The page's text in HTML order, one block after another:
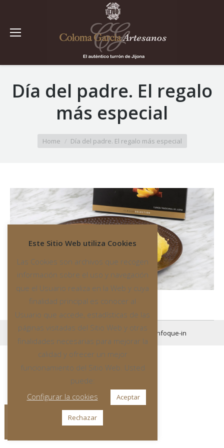
Día del padre. El regalo
más especial
You are here:
Home Día del padre. El regalo más especial
All rights reserved© 2016 Created by enfoque-in
Este Sitio Web utiliza Cookies
Las Cookies son archivos que recogen
información sobre el uso y navegación
que el Usuario realiza en la Web y cuya
finalidad principal es conocer al
Usuario que accede, estadísticas de las
páginas visitadas del Sitio Web y otras
finalidades necesarias para mejorar la
calidad y ofrecer un mejor
funcionamiento del Sitio Web. Usted
puede:
Configurar la cookies
Aceptar
Rechazar